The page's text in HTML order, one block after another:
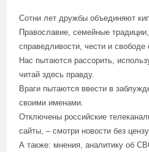
Сотни лет дружбы объединяют
Православие, семейные
справедливости, чести и свободе
Нас пытаются рассорить,
читай здесь правду.
Враги пытаются ввести в
своими именами.
Отключены российские
сайты, – смотри новости без
А также: мнения, аналитику об